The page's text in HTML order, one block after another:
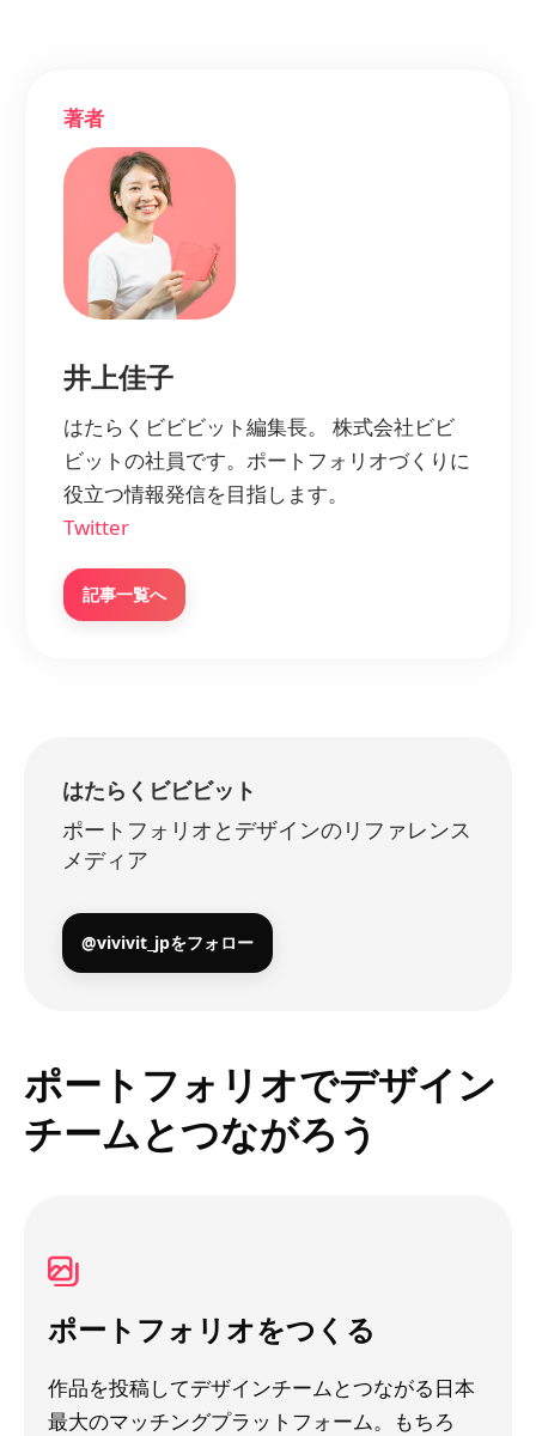
著者
井上佳子
はたらくビビビット編集長。 株式会社ビビ
ビットの社員です。ポートフォリオづくりに
役立つ情報発信を目指します。
Twitter
記事一覧へ
はたらくビビビット
ポートフォリオとデザインのリファレンス
メディア
@vivivit_jpをフォロー
ポートフォリオでデザイン
チームとつながろう
ポートフォリオをつくる
作品を投稿してデザインチームとつながる日本
最大のマッチングプラットフォーム。もちろ